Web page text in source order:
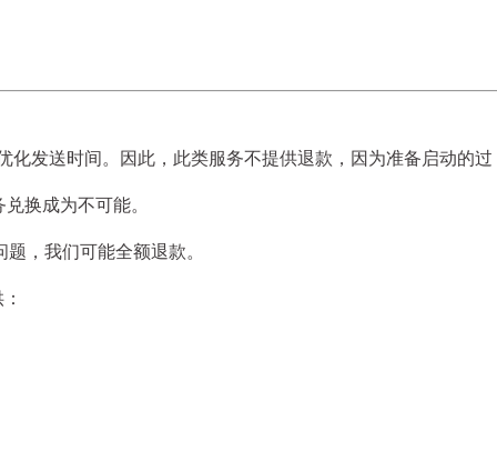
化发送时间。因此， 此类服务不提供退款 ，因为准备启动的过
换成为不可能。
，我们可能全额退款。